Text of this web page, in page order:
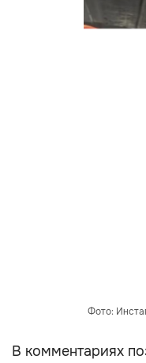
Фото:
В комментариях